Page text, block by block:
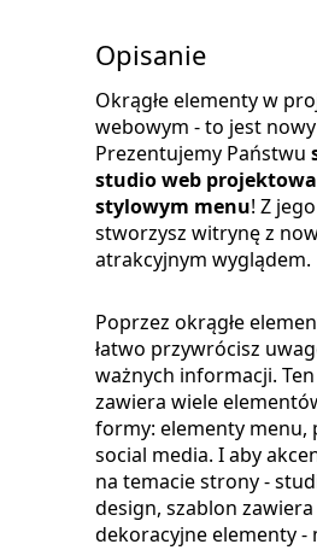
Opisanie
Okrągłe elementy w
webowym - to jest
Prezentujemy Państwu
studio web
stylowym menu! Z
stworzysz witrynę z
atrakcyjnym wyglądem.
Poprzez okrągłe
łatwo przywrócisz
ważnych informacji.
zawiera wiele
formy: elementy menu,
social media. I aby
na temacie strony -
design, szablon
dekoracyjne elementy -